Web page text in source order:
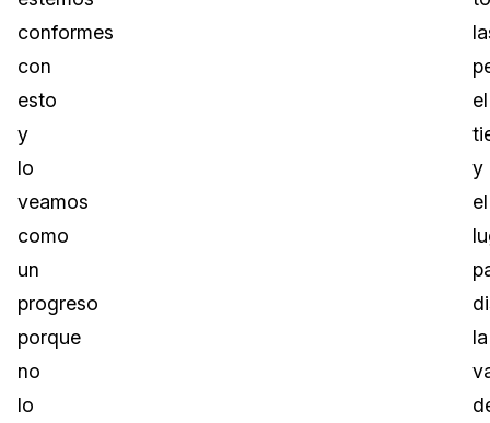
conformes
con
esto
y
lo
veamos
como
un
progreso
porque
no
lo
el
y
el
la